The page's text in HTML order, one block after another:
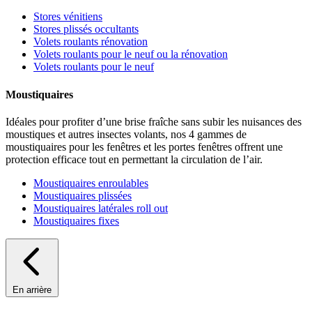
Stores vénitiens
Stores plissés occultants
Volets roulants rénovation
Volets roulants pour le neuf ou la rénovation
Volets roulants pour le neuf
Moustiquaires
Idéales pour profiter d’une brise fraîche sans subir les nuisances des
moustiques et autres insectes volants, nos 4 gammes de
moustiquaires pour les fenêtres et les portes fenêtres offrent une
protection efficace tout en permettant la circulation de l’air.
Moustiquaires enroulables
Moustiquaires plissées
Moustiquaires latérales roll out
Moustiquaires fixes
En arrière